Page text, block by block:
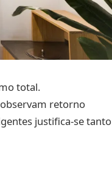
total.
observam retorno
justifica-se tanto